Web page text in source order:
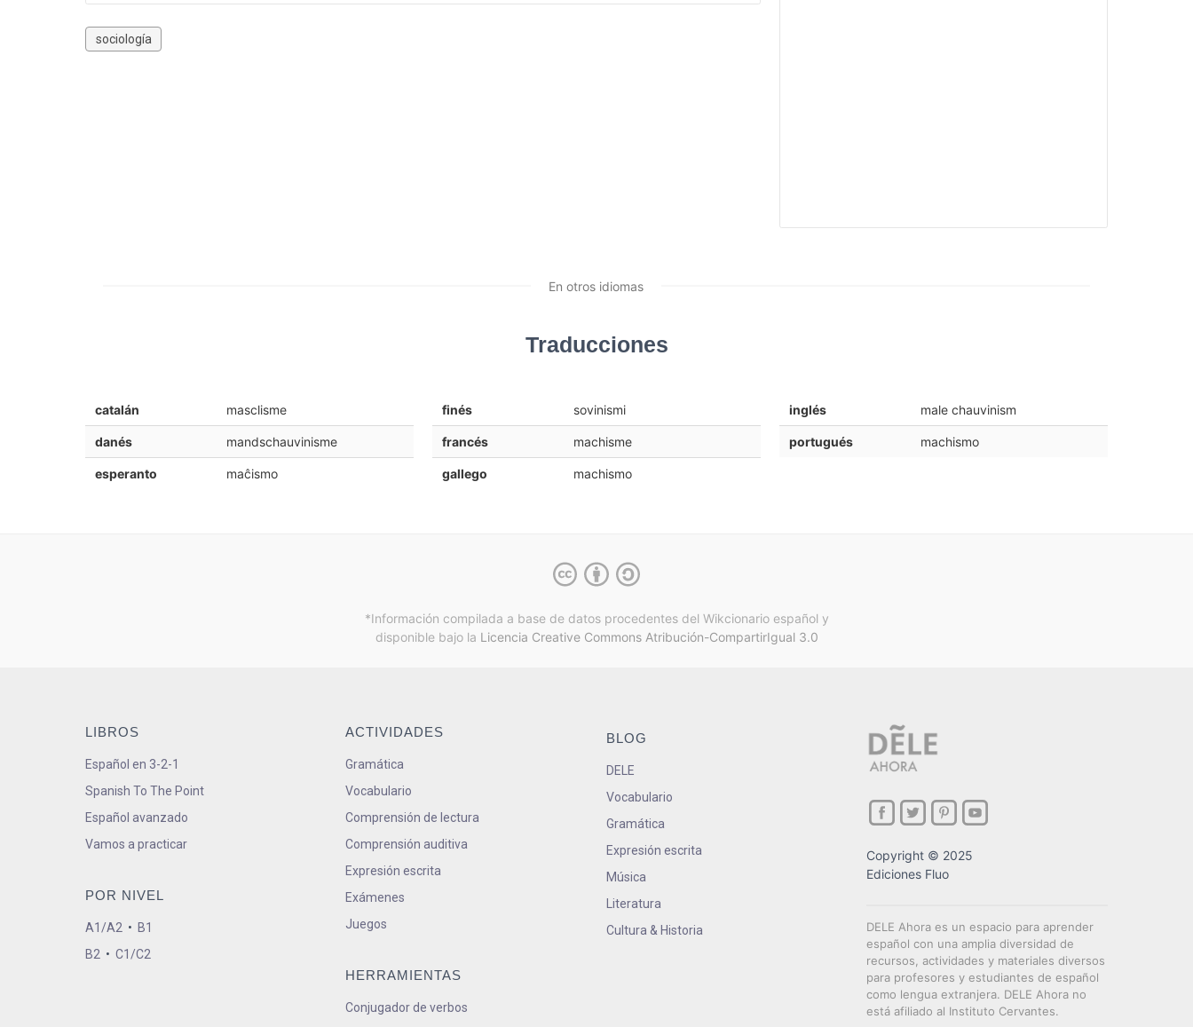
sociología
En otros idiomas
Traducciones
catalán masclisme
danés mandschauvinisme
esperanto maĉismo
finés sovinismi
francés machisme
gallego machismo
inglés male chauvinism
portugués machismo
*Información compilada a base de datos procedentes del Wikcionario español y
disponible bajo la Licencia Creative Commons Atribución-CompartirIgual 3.0
LIBROS
Español en 3-2-1
Spanish To The Point
Español avanzado
Vamos a practicar
POR NIVEL
A1/A2 • B1
B2 • C1/C2
ACTIVIDADES
Gramática
Vocabulario
Comprensión de lectura
Comprensión auditiva
Expresión escrita
Exámenes
Juegos
HERRAMIENTAS
Conjugador de verbos
BLOG
DELE
Vocabulario
Gramática
Expresión escrita
Música
Literatura
Cultura & Historia
Copyright © 2025
Ediciones Fluo
DELE Ahora es un espacio para aprender
español con una amplia diversidad de
recursos, actividades y materiales diversos
para profesores y estudiantes de español
como lengua extranjera. DELE Ahora no
está afiliado al Instituto Cervantes.